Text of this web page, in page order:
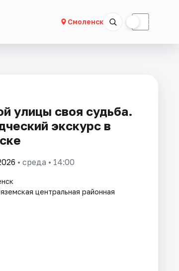
Смоленск ☾
улицы своя судьба.
экскурс в
• среда • 14:00
центральная районная